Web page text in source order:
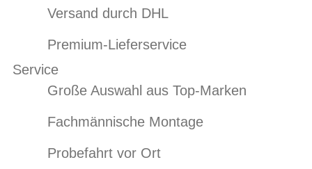
Versand durch DHL
Premium-Lieferservice
Service
Große Auswahl aus Top-Marken
Fachmännische Montage
Probefahrt vor Ort